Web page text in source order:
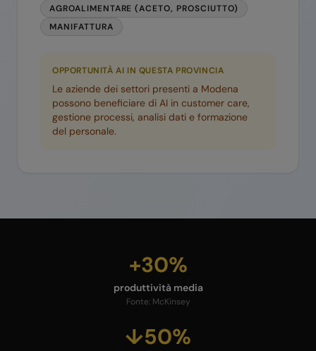
AGROALIMENTARE (ACETO, PROSCIUTTO)
MANIFATTURA
OPPORTUNITÀ AI IN QUESTA PROVINCIA
Le aziende dei settori presenti a Modena
possono beneficiare di AI in customer care,
gestione processi, analisi dati e formazione
del personale.
+30%
produttività media
Fonte: McKinsey
↓50%